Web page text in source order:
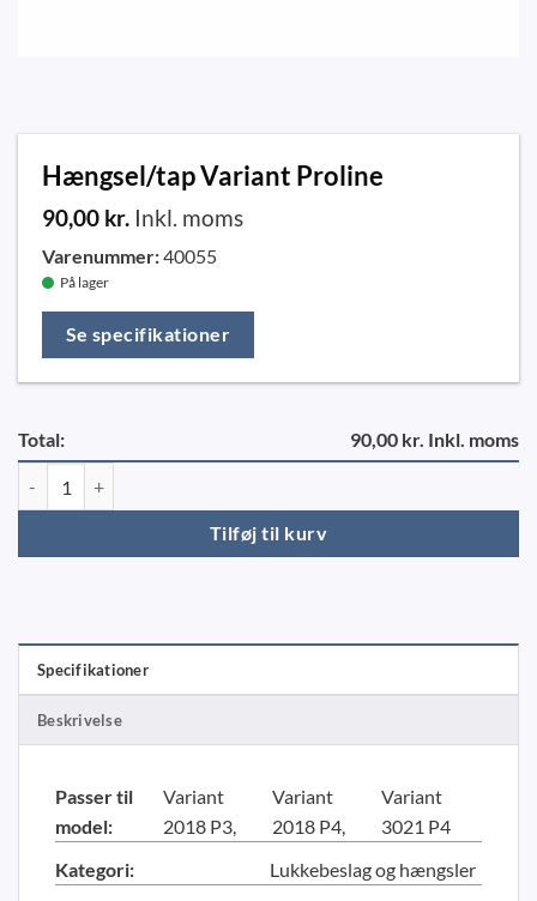
Hængsel/tap Variant Proline
90,00 kr. Inkl. moms
Varenummer:40055
På lager
Se specifikationer
Total: 90,00 kr. Inkl. moms
Tilføj til kurv
Specifikationer
Beskrivelse
Passer til
model:
Variant
2018 P3
Variant
2018 P4
Variant
3021 P4
Kategori:
Lukkebeslag og hængsler